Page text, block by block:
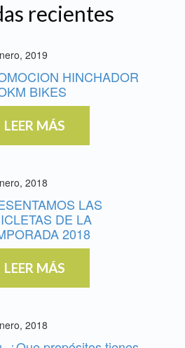
recientes
2019
HINCHADOR
BIKES
LEER MÁS
2018
LAS
DE LA
2018
LEER MÁS
2018